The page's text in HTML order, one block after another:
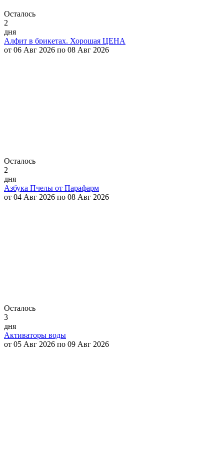
Осталось
2
дня
Алфит в брикетах. Хорошая ЦЕНА
от 06 Авг 2026 по 08 Авг 2026
Осталось
2
дня
Азбука Пчелы от Парафарм
от 04 Авг 2026 по 08 Авг 2026
Осталось
3
дня
Активаторы воды
от 05 Авг 2026 по 09 Авг 2026